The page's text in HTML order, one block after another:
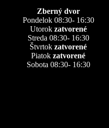
Zberný dvor
Pondelok 08:30- 16:30
Utorok zatvorené
Streda 08:30- 16:30
Štvrtok zatvorené
Piatok zatvorené
Sobota 08:30- 16:30